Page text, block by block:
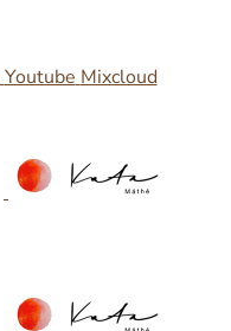
Youtube Mixcloud